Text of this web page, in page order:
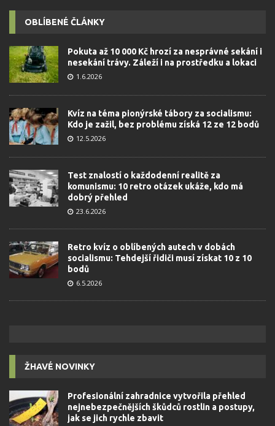
OBLÍBENÉ ČLÁNKY
Pokuta až 10 000 Kč hrozí za nesprávné sekání i
nesekání trávy. Záleží i na prostředku a lokaci
1.6.2026
Kvíz na téma pionýrské tábory za socialismu:
Kdo je zažil, bez problému získá 12 ze 12 bodů
12.5.2026
Test znalostí o každodenní realitě za
komunismu: 10 retro otázek ukáže, kdo má
dobrý přehled
23.6.2026
Retro kvíz o oblíbených autech v dobách
socialismu: Tehdejší řidiči musí získat 10 z 10
bodů
6.5.2026
ŽHAVÉ NOVINKY
Profesionální zahradnice vytvořila přehled
nejnebezpečnějších škůdců rostlin a postupy,
jak se jich rychle zbavit